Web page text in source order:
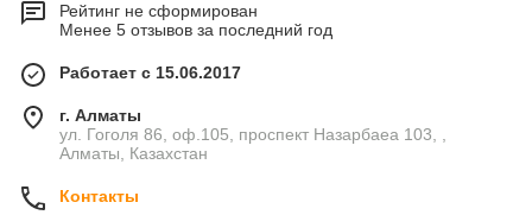
Рейтинг не сформирован
Менее 5 отзывов за последний год
Работает с 15.06.2017
г. Алматы
ул. Гоголя 86, оф.105, проспект Назарбаеа 103, ,
Алматы, Казахстан
Контакты